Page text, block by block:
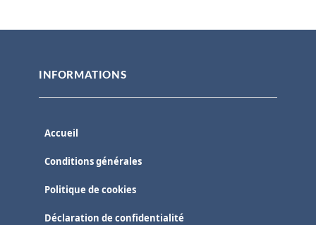
INFORMATIONS
Accueil
Conditions générales
Politique de cookies
Déclaration de confidentialité